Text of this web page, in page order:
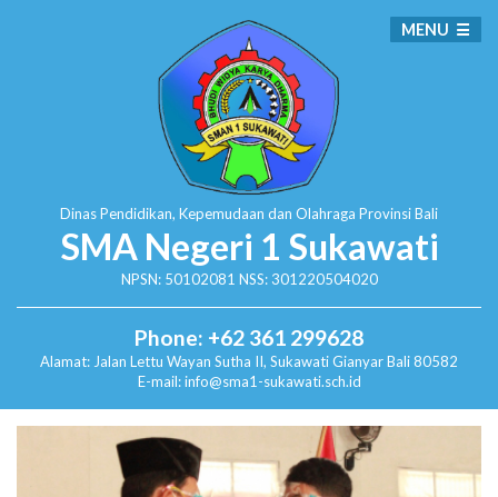
Dinas Pendidikan, Kepemudaan dan Olahraga Provinsi Bali
SMA Negeri 1 Sukawati
NPSN: 50102081 NSS: 301220504020
Phone: +62 361 299628
Alamat: Jalan Lettu Wayan Sutha II, SukawatiGianyar Bali 80582
E-mail: info@sma1-sukawati.sch.id
MENU